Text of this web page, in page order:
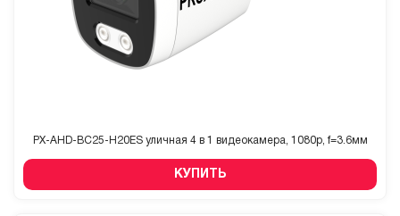
PX-AHD-BC25-H20ES уличная 4 в 1 видеокамера, 1080p, f=3.6мм
КУПИТЬ